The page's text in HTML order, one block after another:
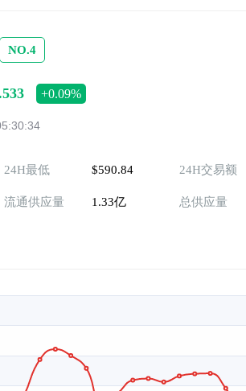
NO.4
+0.09%
24H最低 $590.84 24H交易额
流通供应量 1.33亿 总供应量